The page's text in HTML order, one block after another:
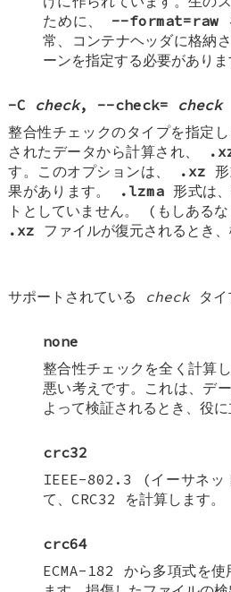
ために、 --format=raw
常、コンテナヘッダに格納
ーンを指定する必要がありま
-C check, --check=
check
整合性チェックのタイプを指定
されたデータから計算され、
す。このオプションは、
.xz
果があります。
.lzma形式は、
トとしていません。 (もしある
.xz ファイルが復元されるとき、
サポートされている checkタイ
none
整合性チェックを全く計算
悪い考えです。これは、デ
よって検証されるとき、役に
crc32
IEEE-802.3 (イーサネッ
て、CRC32 を計算します。
crc64
ECMA-182 から多項式を